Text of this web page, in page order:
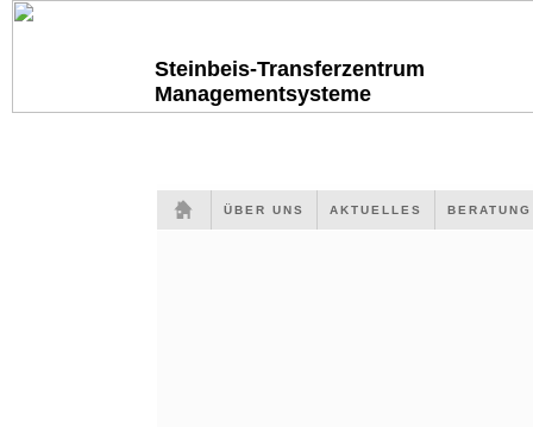
Steinbeis-Transferzentrum
Managementsysteme
ÜBER UNS AKTUELLES